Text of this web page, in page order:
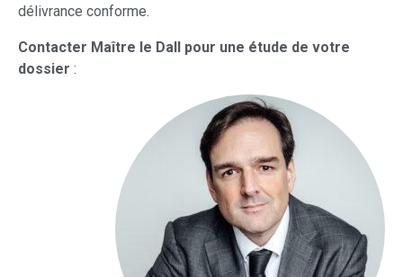
délivrance conforme.
Contacter Maître le Dall pour une étude de votre
dossier :